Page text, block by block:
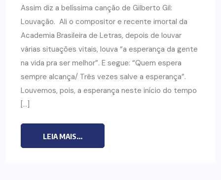
Assim diz a belíssima canção de Gilberto Gil:
Louvação. Ali o compositor e recente imortal da
Academia Brasileira de Letras, depois de louvar
várias situações vitais, louva “a esperança da gente
na vida pra ser melhor”. E segue: “Quem espera
sempre alcança/ Três vezes salve a esperança”.
Louvemos, pois, a esperança neste início do tempo
[…]
LEIA MAIS...